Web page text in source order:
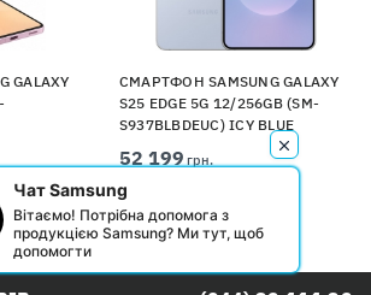
GALAXY
СМАРТФОН SAMSUNG GALAXY
S25 EDGE 5G 12/256GB (SM-
S937BLBDEUC) ICY BLUE
52 199 грн.
Чат Samsung
Вітаємо! Потрібна допомога з
продукцією Samsung? Ми тут, щоб
допомогти